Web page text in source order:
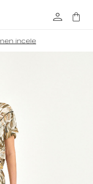
incele